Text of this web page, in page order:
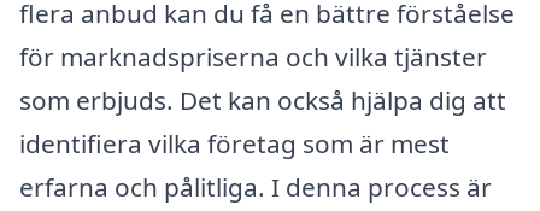
flera anbud kan du få en bättre förståelse
för marknadspriserna och vilka tjänster
som erbjuds. Det kan också hjälpa dig att
identifiera vilka företag som är mest
erfarna och pålitliga. I denna process är